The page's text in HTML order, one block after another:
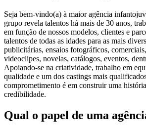
Seja bem-vindo(a) à maior agência
grupo revela talentos há mais de 30 anos,
em função de nossos modelos, clientes e
talentos de todas as idades para as mais
publicitárias, ensaios fotográficos,
videoclipes, novelas, catálogos, eventos,
Apoiando-se na criatividade, trabalho em
qualidade e um dos castings mais
comprometimento é em construir uma
credibilidade.
Qual o papel de uma